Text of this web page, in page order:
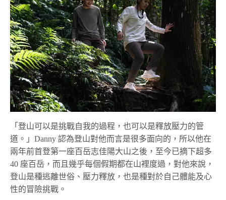
「登山可以是挑戰自我的過程，也可以是釋放壓力的管
道。」Danny 認為登山對他而言是很多面向的，所以他在
兩年前首登第一座百岳志佳陽大山之後，至今已摘下超多
40 座百岳，而且幾乎每個假期都在山裡度過，對他來說，
登山是種逃離世俗、壓力釋放，也是種對於自己體能及心
性的冒險挑戰。